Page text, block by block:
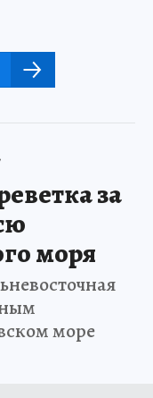
за
моря
море